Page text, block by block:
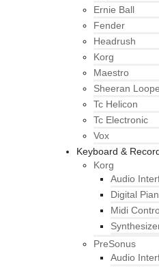
Ernie Ball
Fender
Headrush
Korg
Maestro
Sheeran
Tc Helicon
Tc Electronic
Vox
Keyboard &
Korg
Audio
Digital
Midi
PreSonus
Audio